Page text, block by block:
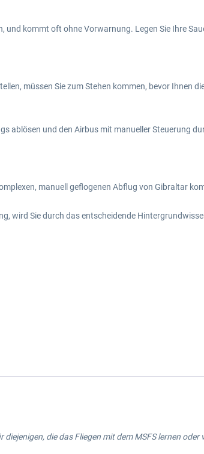
und kommt oft ohne Vorwarnung. Legen Sie Ihre
müssen Sie zum Stehen kommen, bevor Ihnen
ablösen und den Airbus mit manueller Steuerung
manuell geflogenen Abflug von Gibraltar
wird Sie durch das entscheidende
die das Fliegen mit dem MSFS lernen